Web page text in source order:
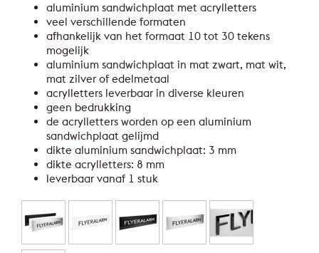
aluminium sandwichplaat met acrylletters
veel verschillende formaten
afhankelijk van het formaat 10 tot 30 tekens
mogelijk
aluminium sandwichplaat in mat zwart, mat wit,
mat zilver of edelmetaal
acrylletters leverbaar in diverse kleuren
geen bedrukking
de acrylletters worden op een aluminium
sandwichplaat gelijmd
dikte aluminium sandwichplaat: 3 mm
dikte acrylletters: 8 mm
leverbaar vanaf 1 stuk